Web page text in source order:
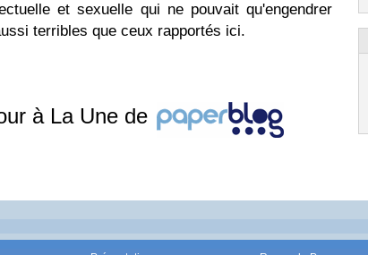
et sexuelle qui ne pouvait qu'engendrer
terribles que ceux rapportés ici.
à La Une de